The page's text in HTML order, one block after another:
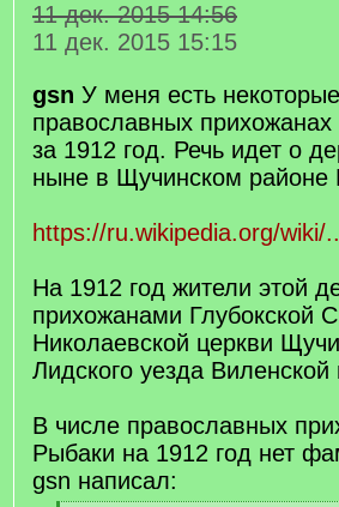
11 дек. 2015 14:56
11 дек. 2015 15:15
gsn У меня есть
православных
за 1912 год. Речь идет о
ныне в Щучинском районе
https://ru.wikipedia.org/wiki/
На 1912 год жители этой
прихожанами Глубокской
Николаевской церкви
Лидского уезда Виленской
В числе православных
Рыбаки на 1912 год нет
gsn написал: